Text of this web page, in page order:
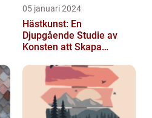
05 januari 2024
Hästkunst: En
Djupgående Studie av
Konsten att Skapa